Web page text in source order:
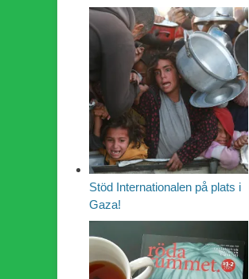
Stöd Internationalen på plats i
Gaza!